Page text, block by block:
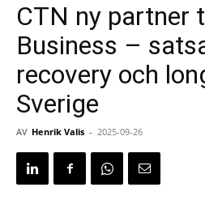
CTN ny partner
Business –
recovery och
Sverige
AV Henrik Valis - 2025-09-26